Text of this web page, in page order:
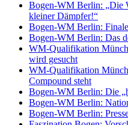
Bogen-WM Berlin: „Die
kleiner Dämpfer!“
Bogen-WM Berlin:
Bogen-WM Berlin: Das
WM-Qualifikation
wird gesucht
WM-Qualifikation
Compound steht
Bogen-WM Berlin: Die
Bogen-WM Berlin:
Bogen-WM Berlin: